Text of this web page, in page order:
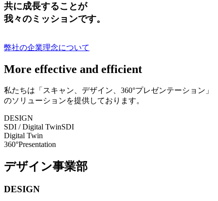
共に成長することが
我々のミッションです。
弊社の企業理念について
More effective and efficient
私たちは「スキャン、デザイン、360°プレゼンテーション」
のソリューションを提供しております。
DESIGN
SDI / Digital TwinSDI
Digital Twin
360°Presentation
デザイン事業部
DESIGN